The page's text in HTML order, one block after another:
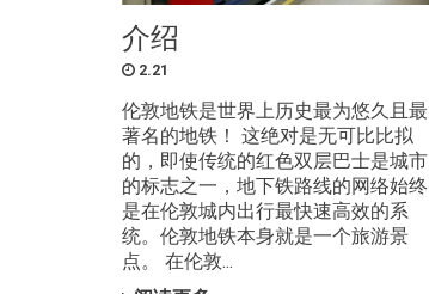
介绍
2.21
伦敦地铁是世界上历史最为悠久且最
著名的地铁！ 这绝对是无可比比拟
的，即使传统的红色双层巴士是城市
的标志之一，地下铁路线的网络始终
是在伦敦城内出行最快速高效的系
统。伦敦地铁本身就是一个旅游景
点。 在伦敦...